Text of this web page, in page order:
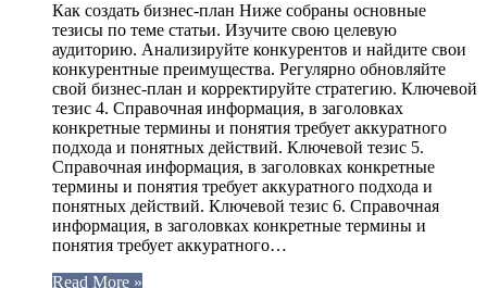
Как создать бизнес-план Ниже собраны основные
тезисы по теме статьи. Изучите свою целевую
аудиторию. Анализируйте конкурентов и найдите свои
конкурентные преимущества. Регулярно обновляйте
свой бизнес-план и корректируйте стратегию. Ключевой
тезис 4. Справочная информация, в заголовках
конкретные термины и понятия требует аккуратного
подхода и понятных действий. Ключевой тезис 5.
Справочная информация, в заголовках конкретные
термины и понятия требует аккуратного подхода и
понятных действий. Ключевой тезис 6. Справочная
информация, в заголовках конкретные термины и
понятия требует аккуратного…
Read More »